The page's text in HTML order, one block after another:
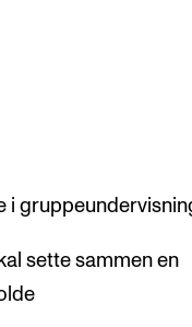
i
sette sammen en